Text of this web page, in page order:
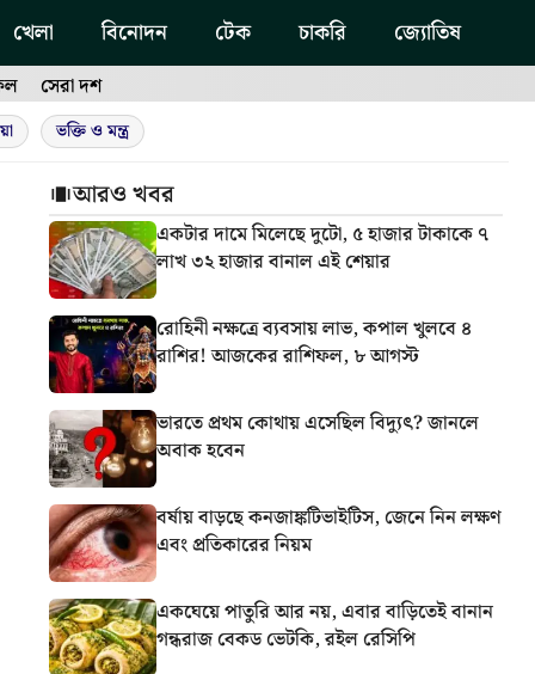
খেলা বিনোদন টেক চাকরি জ্যোতিষ
সেরা দশ
ভক্তি ও মন্ত্র
আরও খবর
একটার দামে মিলেছে দুটো, ৫ হাজার টাকাকে ৭
লাখ ৩২ হাজার বানাল এই শেয়ার
রোহিনী নক্ষত্রে ব্যবসায় লাভ, কপাল খুলবে ৪
রাশির! আজকের রাশিফল, ৮ আগস্ট
ভারতে প্রথম কোথায় এসেছিল বিদ্যুৎ? জানলে
অবাক হবেন
বর্ষায় বাড়ছে কনজাঙ্কটিভাইটিস, জেনে নিন লক্ষণ
এবং প্রতিকারের নিয়ম
একঘেয়ে পাতুরি আর নয়, এবার বাড়িতেই বানান
গন্ধরাজ বেকড ভেটকি, রইল রেসিপি